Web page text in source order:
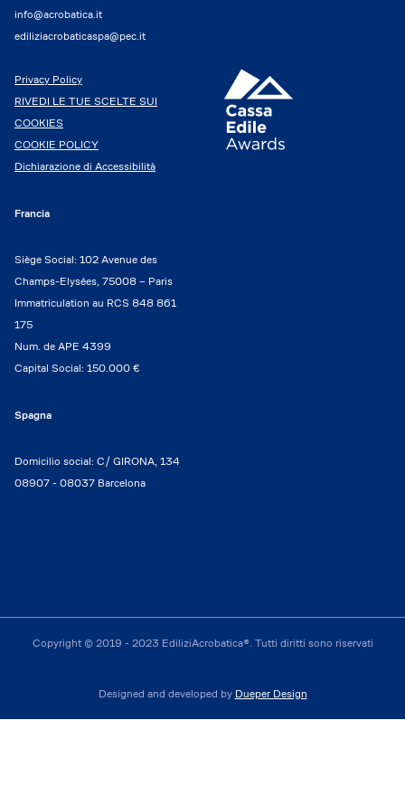
info@acrobatica.it
ediliziacrobaticaspa@pec.it
Privacy Policy
RIVEDI LE TUE SCELTE SUI
COOKIES
COOKIE POLICY
Dichiarazione di Accessibilità
Francia
Siège Social: 102 Avenue des
Champs-Elysées, 75008 – Paris
Immatriculation au RCS 848 861
175
Num. de APE 4399
Capital Social: 150.000 €
Spagna
Domicilio social: C/ GIRONA, 134
08907 - 08037 Barcelona
Copyright © 2019 - 2023 EdiliziAcrobatica®. Tutti diritti sono riservati
Designed and developed by Dueper Design